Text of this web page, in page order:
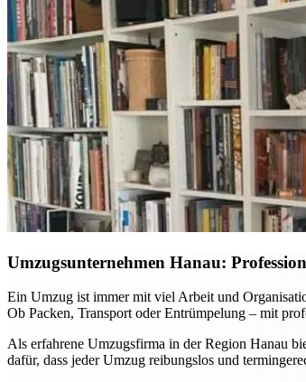
Umzugsunternehmen Hanau:
Ein Umzug ist immer mit viel Arbeit und
Ob Packen, Transport oder Entrümpelung – mit
Als erfahrene Umzugsfirma in der Region Hanau
dafür, dass jeder Umzug reibungslos und